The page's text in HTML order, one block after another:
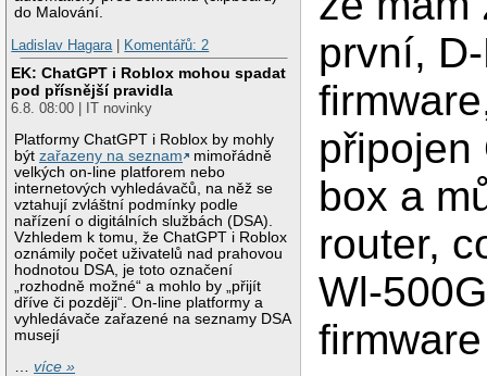
do Malování.
Ladislav Hagara
Komentářů: 2
EK: ChatGPT i Roblox mohou spadat
pod přísnější pravidla
6.8. 08:00 | IT novinky
Platformy ChatGPT i Roblox by mohly
býtzařazeny na seznam
mimořádně
velkých on-line platforem nebo
internetových vyhledávačů, na něž se
vztahují zvláštní podmínky podle
nařízení o digitálních službách (DSA).
Vzhledem k tomu, že ChatGPT i Roblox
oznámily počet uživatelů nad prahovou
hodnotou DSA, je toto označení
„rozhodně možné“ a mohlo by „přijít
dříve či později“. On-line platformy a
vyhledávače zařazené na seznamy DSA
musejí
…více »
první,
připojen
box a
router,
Wl-